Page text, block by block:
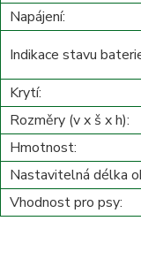
Napájení:
Indikace stavu
Krytí:
Rozměry (v x š x h):
Hmotnost:
Nastavitelná délka
Vhodnost pro psy: